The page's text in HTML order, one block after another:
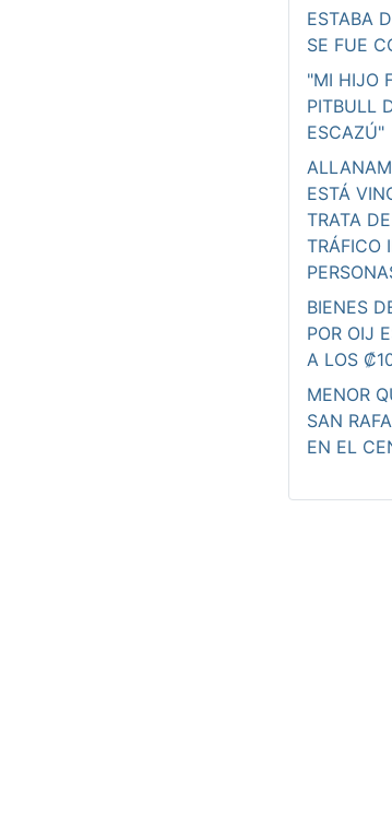
ESTABA
SE FUE
"MI HIJO
PITBULL
ESCAZÚ"
ESTÁ
TRATA
TRÁFICO
BIENES
POR OIJ
A LOS
MENOR
SAN
EN EL